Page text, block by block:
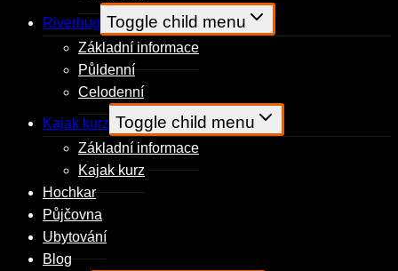
Riverbug Toggle child menu
Základní informace
Půldenní
Celodenní
Kajak kurz Toggle child menu
Základní informace
Kajak kurz
Hochkar
Půjčovna
Ubytování
Blog